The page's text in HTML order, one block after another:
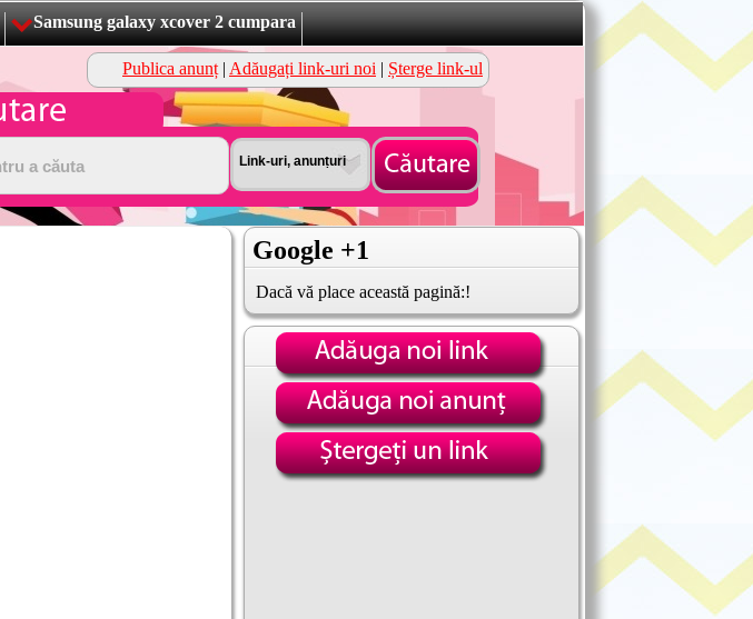
Samsung galaxy xcover 2 cumpara
Publica anunț | Adăugați link-uri noi | Șterge link-ul
Google +1
Dacă vă place această pagină:!